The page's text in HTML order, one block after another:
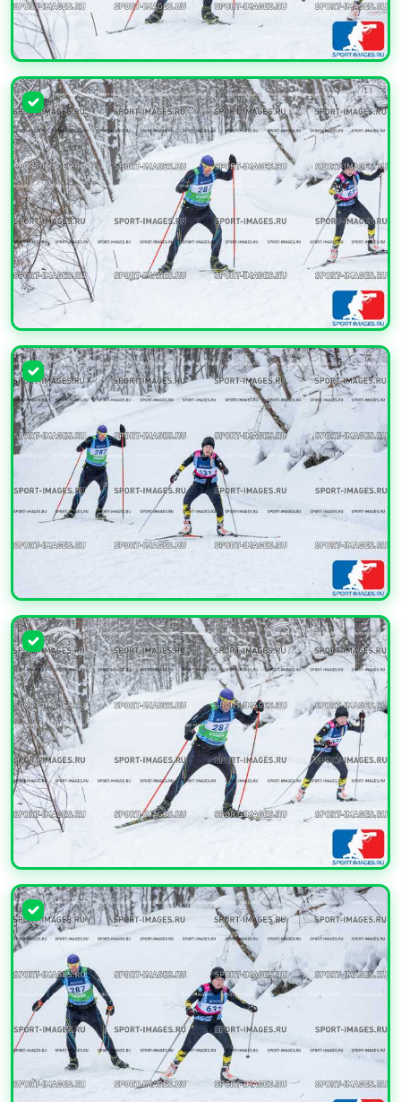
УВЕЛИЧИТЬ
УВЕЛИЧИТЬ
УВЕЛИЧИТЬ
УВЕЛИЧИТЬ